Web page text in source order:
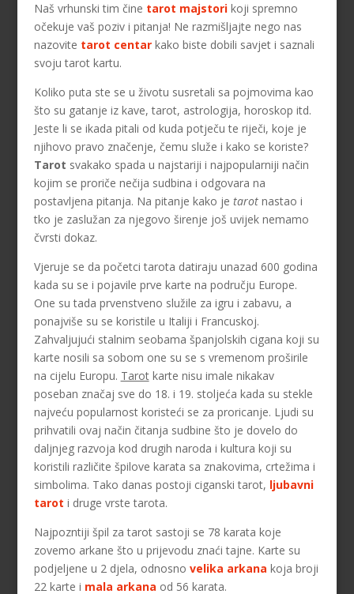
Naš vrhunski tim čine tarot majstorikoji spremno
očekuje vaš poziv i pitanja! Ne razmišljajte nego nas
nazovite tarot centarkako biste dobili savjet i saznali
svoju tarot kartu.
Koliko puta ste se u životu susretali sa pojmovima kao
što su gatanje iz kave, tarot, astrologija, horoskop itd.
Jeste li se ikada pitali od kuda potječu te riječi, koje je
njihovo pravo značenje, čemu služe i kako se koriste?
Tarot svakako spada u najstariji i najpopularniji način
kojim se proriče nečija sudbina i odgovara na
postavljena pitanja. Na pitanje kako je tarotnastao i
tko je zaslužan za njegovo širenje još uvijek nemamo
čvrsti dokaz.
Vjeruje se da početci tarota datiraju unazad 600 godina
kada su se i pojavile prve karte na području Europe.
One su tada prvenstveno služile za igru i zabavu, a
ponajviše su se koristile u Italiji i Francuskoj.
Zahvaljujući stalnim seobama španjolskih cigana koji su
karte nosili sa sobom one su se s vremenom proširile
na cijelu Europu. Tarotkarte nisu imale nikakav
poseban značaj sve do 18. i 19. stoljeća kada su stekle
najveću popularnost koristeći se za proricanje. Ljudi su
prihvatili ovaj način čitanja sudbine što je dovelo do
daljnjeg razvoja kod drugih naroda i kultura koji su
koristili različite špilove karata sa znakovima, crtežima i
simbolima. Tako danas postoji ciganski tarot, ljubavni
tarot i druge vrste tarota.
Najpozntiji špil za tarot sastoji se 78 karata koje
zovemo arkane što u prijevodu znaći tajne. Karte su
podjeljene u 2 djela, odnosno velika arkana koja broji
22 karte i mala arkana od 56 karata.